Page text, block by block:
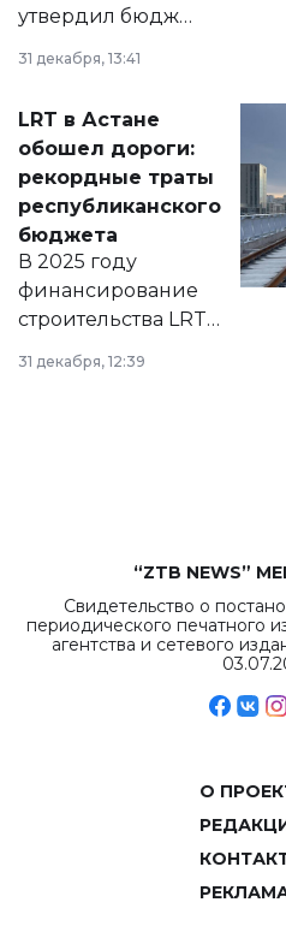
утвердил бюджет
города на 2026–
2028 годы.
документ
появился в базе
нормативных
правовых актов и
на сайте маслихат
города.
31 декабря, 13:41
LRT в Астане
обошел дороги:
рекордные траты
республиканского
бюджета
В 2025 году
финансирование
строительства LRT
в Астане из
республиканского
31 декабря, 12:39
“ZTB NEWS”
Свидетельство о
периодического печатного
агентства и сетевого
О